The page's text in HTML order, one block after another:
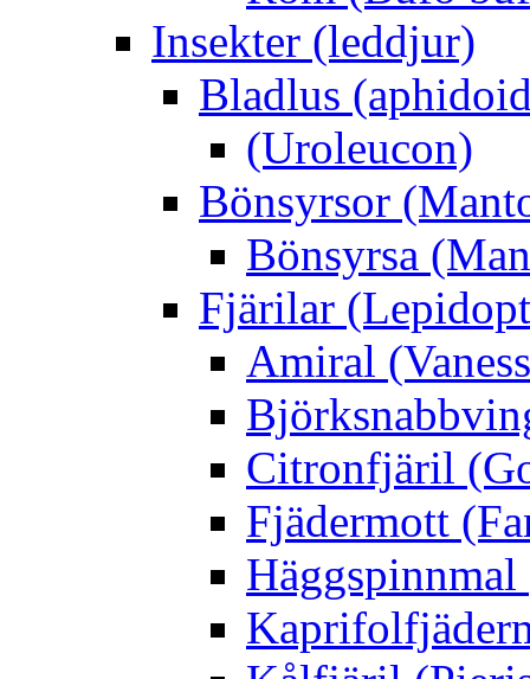
Insekter (leddjur)
Bladlus
(Uroleucon)
Bönsyrsor
Bönsyrsa
Fjärilar
Amiral
Citronfjäril
Fjädermott